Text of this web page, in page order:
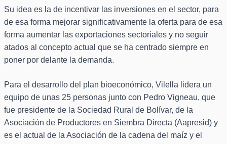
Su idea es la de incentivar las inversiones en el sector, para
de esa forma mejorar significativamente la oferta para de esa
forma aumentar las exportaciones sectoriales y no seguir
atados al concepto actual que se ha centrado siempre en
poner por delante la demanda.
Para el desarrollo del plan bioeconómico, Vilella lidera un
equipo de unas 25 personas junto con Pedro Vigneau, que
fue presidente de la Sociedad Rural de Bolívar, de la
Asociación de Productores en Siembra Directa (Aapresid) y
es el actual de la Asociación de la cadena del maíz y el